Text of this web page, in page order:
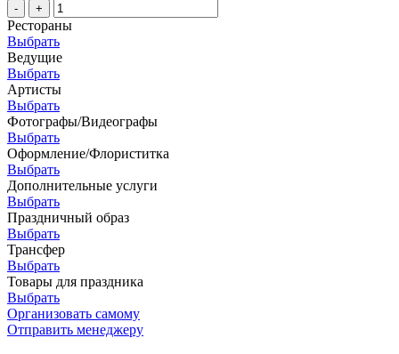
- +
Рестораны
Выбрать
Ведущие
Выбрать
Артисты
Выбрать
Фотографы/Видеографы
Выбрать
Оформление/Флориститка
Выбрать
Дополнительные услуги
Выбрать
Праздничный образ
Выбрать
Трансфер
Выбрать
Товары для праздника
Выбрать
Организовать самому
Отправить менеджеру